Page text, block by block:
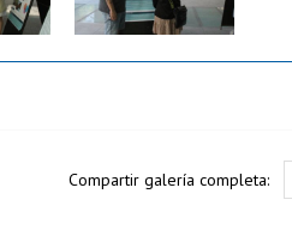
Compartir galería completa: